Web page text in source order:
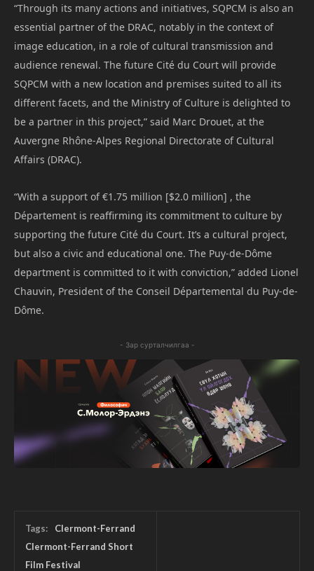
“Through its many actions and initiatives, SQPCM is also an
essential partner of the DRAC, notably in the context of
image education, in a role of cultural transmission and
audience renewal. The future Cité du Court will provide
SQPCM with a new location and premises suited to all its
different facets, and the Ministry of Culture is delighted to
be a partner in this project,” said Marc Drouet, at the
Auvergne Rhône-Alpes Regional Directorate of Cultural
Affairs (DRAC).
“With a support of €1.75 million [$2.0 million] , the
Département is reaffirming its commitment to culture by
supporting the future Cité du Court. It’s a cultural project,
but also a civic and educational one. The Puy-de-Dôme
department is committed to it with conviction,” added Lionel
Chauvin, President of the Conseil Départemental du Puy-de-
Dôme.
- Зар сурталчилгаа -
Tags:
Clermont-Ferrand
Clermont-Ferrand Short
Film Festival